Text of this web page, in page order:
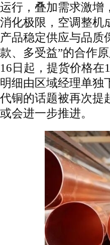
运行，叠加需求激增
消化极限，空调整机
产品稳定供应与品质
款、多受益”的合作
16日起，提货价格在
明细由区域经理单独
代铜的话题被再次提
或会进一步推进。